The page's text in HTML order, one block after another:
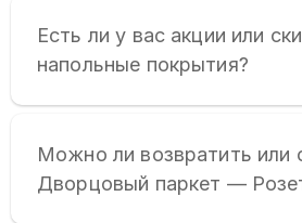
Есть ли у вас акции или
напольные покрытия?
Можно ли возвратить или
Дворцовый паркет —